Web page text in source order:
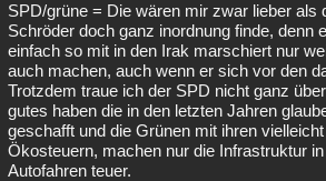
SPD/grüne = Die wären mir zwar lieber als
Schröder doch ganz inordnung finde, denn
einfach so mit in den Irak marschiert nur
auch machen, auch wenn er sich vor den
Trotzdem traue ich der SPD nicht ganz
gutes haben die in den letzten Jahren
geschafft und die Grünen mit ihren
Ökosteuern, machen nur die Infrastruktur
Autofahren teuer.